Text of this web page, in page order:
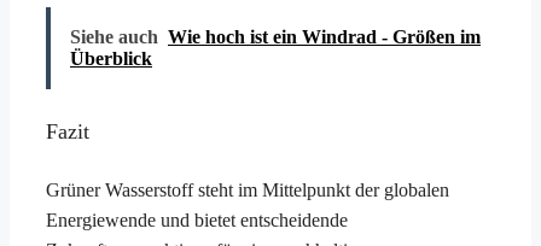
Siehe auch Wie hoch ist ein Windrad - Größen im
Überblick
Fazit
Grüner Wasserstoff steht im Mittelpunkt der globalen
Energiewende und bietet entscheidende